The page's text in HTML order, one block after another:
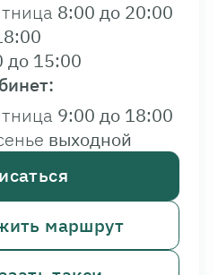
8:00 до 20:00
до 15:00
9:00 до 18:00
выходной
маршрут